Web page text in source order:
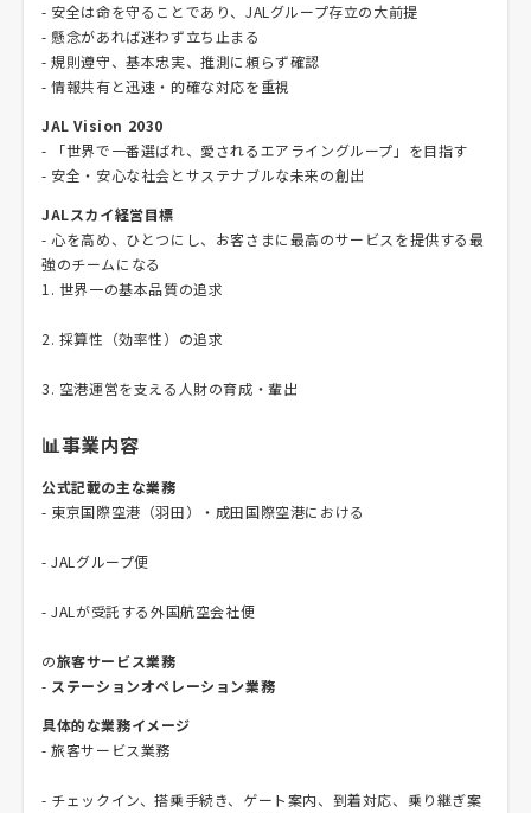
- 安全は命を守ることであり、JALグループ存立の大前提
- 懸念があれば迷わず立ち止まる
- 規則遵守、基本忠実、推測に頼らず確認
- 情報共有と迅速・的確な対応を重視
JAL Vision 2030
- 「世界で一番選ばれ、愛されるエアライングループ」を目指す
- 安全・安心な社会とサステナブルな未来の創出
JALスカイ経営目標
- 心を高め、ひとつにし、お客さまに最高のサービスを提供する最
強のチームになる
1. 世界一の基本品質の追求
2. 採算性（効率性）の追求
3. 空港運営を支える人財の育成・輩出
📊事業内容
公式記載の主な業務
- 東京国際空港（羽田）・成田国際空港における
- JALグループ便
- JALが受託する外国航空会社便
の旅客サービス業務
- ステーションオペレーション業務
具体的な業務イメージ
- 旅客サービス業務
- チェックイン、搭乗手続き、ゲート案内、到着対応、乗り継ぎ案